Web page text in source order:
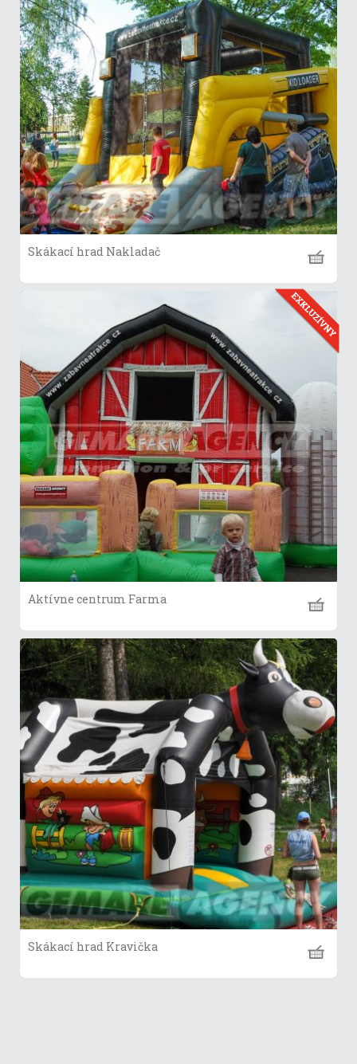
Skákací hrad Nakladač
Aktívne centrum Farma
Skákací hrad Kravička